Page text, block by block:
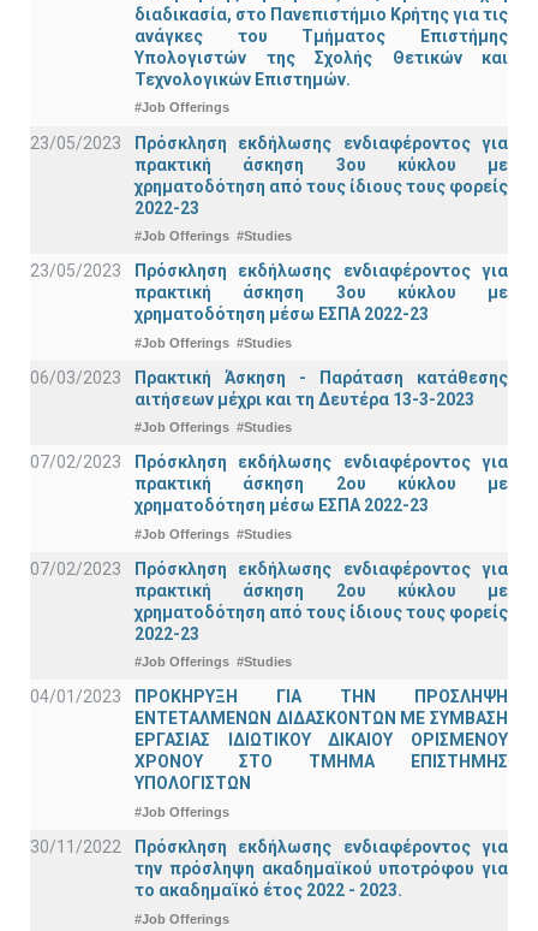
διαδικασία, στο Πανεπιστήμιο Κρήτης για τις
ανάγκες του Τμήματος Επιστήμης
Υπολογιστών της Σχολής Θετικών και
Τεχνολογικών Επιστημών.
#Job Offerings
23/05/2023
Πρόσκληση εκδήλωσης ενδιαφέροντος για
πρακτική άσκηση 3ου κύκλου με
χρηματοδότηση από τους ίδιους τους φορείς
2022-23
#Job Offerings #Studies
23/05/2023
Πρόσκληση εκδήλωσης ενδιαφέροντος για
πρακτική άσκηση 3ου κύκλου με
χρηματοδότηση μέσω ΕΣΠΑ 2022-23
#Job Offerings #Studies
06/03/2023
Πρακτική Άσκηση - Παράταση κατάθεσης
αιτήσεων μέχρι και τη Δευτέρα 13-3-2023
#Job Offerings #Studies
07/02/2023
Πρόσκληση εκδήλωσης ενδιαφέροντος για
πρακτική άσκηση 2ου κύκλου με
χρηματοδότηση μέσω ΕΣΠΑ 2022-23
#Job Offerings #Studies
07/02/2023
Πρόσκληση εκδήλωσης ενδιαφέροντος για
πρακτική άσκηση 2ου κύκλου με
χρηματοδότηση από τους ίδιους τους φορείς
2022-23
#Job Offerings #Studies
04/01/2023
ΠΡΟΚΗΡΥΞΗ ΓΙΑ ΤΗΝ ΠΡΟΣΛΗΨΗ
ΕΝΤΕΤΑΛΜΕΝΩΝ ΔΙΔΑΣΚΟΝΤΩΝ ΜΕ ΣΥΜΒΑΣΗ
ΕΡΓΑΣΙΑΣ ΙΔΙΩΤΙΚΟΥ ΔΙΚΑΙΟΥ ΟΡΙΣΜΕΝΟΥ
ΧΡΟΝΟΥ ΣΤΟ ΤΜΗΜΑ ΕΠΙΣΤΗΜΗΣ
ΥΠΟΛΟΓΙΣΤΩΝ
#Job Offerings
30/11/2022
Πρόσκληση εκδήλωσης ενδιαφέροντος για
την πρόσληψη ακαδημαϊκoύ υποτρόφου για
το ακαδημαϊκό έτος 2022 - 2023.
#Job Offerings